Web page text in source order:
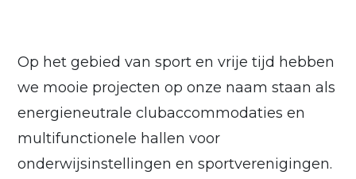
Op het gebied van sport en vrije tijd hebben
we mooie projecten op onze naam staan als
energieneutrale clubaccommodaties en
multifunctionele hallen voor
onderwijsinstellingen en sportverenigingen.